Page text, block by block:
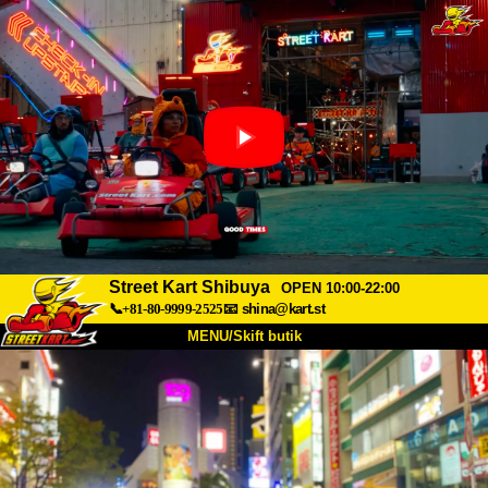
Street Kart Shibuya
OPEN 10:00-22:00
📞+81-80-9999-2525📧 shina@kart.st
MENU/Skift butik
TOP
Om Specifikationer Pris
Adgang Stemme FAQ